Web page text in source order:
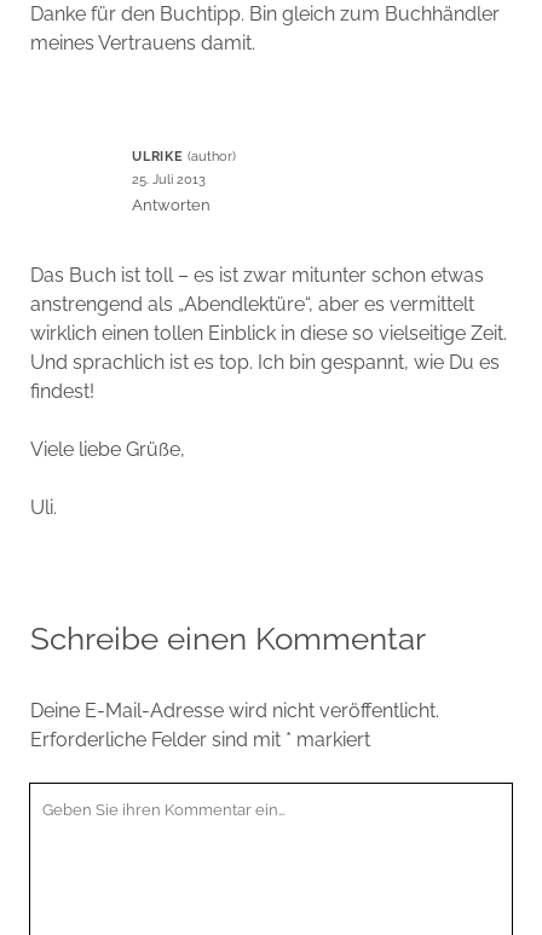
Danke für den Buchtipp. Bin gleich zum Buchhändler
meines Vertrauens damit.
ULRIKE
25. Juli 2013
Antworten
Das Buch ist toll – es ist zwar mitunter schon etwas
anstrengend als „Abendlektüre“, aber es vermittelt
wirklich einen tollen Einblick in diese so vielseitige Zeit.
Und sprachlich ist es top. Ich bin gespannt, wie Du es
findest!
Viele liebe Grüße,
Uli.
Schreibe einen Kommentar
Deine E-Mail-Adresse wird nicht veröffentlicht.
Erforderliche Felder sind mit * markiert